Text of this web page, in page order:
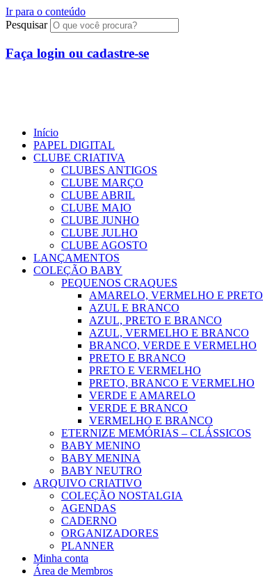
Ir para o conteúdo
Pesquisar
Faça login ou cadastre-se
Início
PAPEL DIGITAL
CLUBE CRIATIVA
CLUBES ANTIGOS
CLUBE MARÇO
CLUBE ABRIL
CLUBE MAIO
CLUBE JUNHO
CLUBE JULHO
CLUBE AGOSTO
LANÇAMENTOS
COLEÇÃO BABY
PEQUENOS CRAQUES
AMARELO, VERMELHO E PRETO
AZUL E BRANCO
AZUL, PRETO E BRANCO
AZUL, VERMELHO E BRANCO
BRANCO, VERDE E VERMELHO
PRETO E BRANCO
PRETO E VERMELHO
PRETO, BRANCO E VERMELHO
VERDE E AMARELO
VERDE E BRANCO
VERMELHO E BRANCO
ETERNIZE MEMÓRIAS – CLÁSSICOS
BABY MENINO
BABY MENINA
BABY NEUTRO
ARQUIVO CRIATIVO
COLEÇÃO NOSTALGIA
AGENDAS
CADERNO
ORGANIZADORES
PLANNER
Minha conta
Área de Membros